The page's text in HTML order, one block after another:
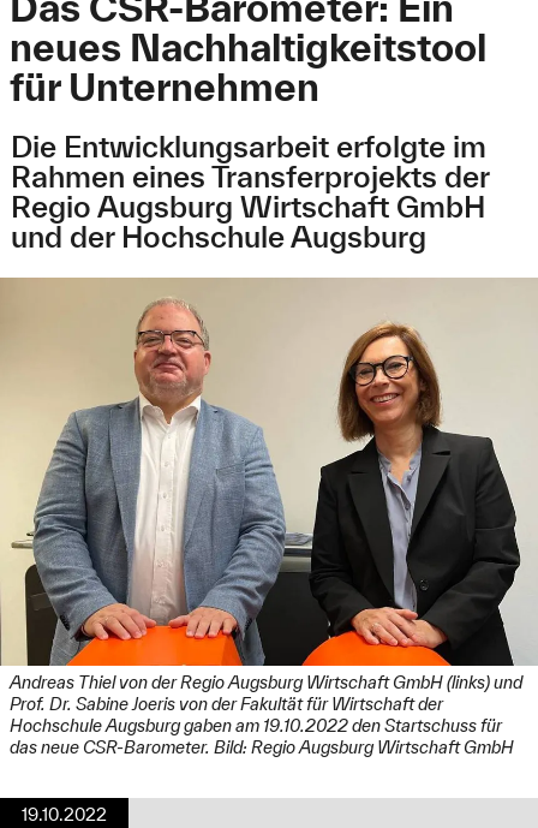
neues Nachhaltigkeitstool
für Unternehmen
Die Entwicklungsarbeit erfolgte im
Rahmen eines Transferprojekts der
Regio Augsburg Wirtschaft GmbH
und der Hochschule Augsburg
Andreas Thiel von der Regio Augsburg Wirtschaft GmbH (links) und
Prof. Dr. Sabine Joeris von der Fakultät für Wirtschaft der
Hochschule Augsburg gaben am 19.10.2022 den Startschuss für
das neue CSR-Barometer. Bild: Regio Augsburg Wirtschaft GmbH
19.10.2022